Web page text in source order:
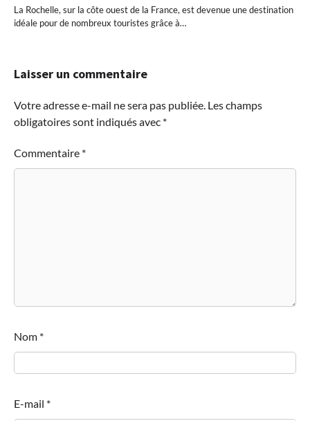
La Rochelle, sur la côte ouest de la France, est devenue une destination
idéale pour de nombreux touristes grâce à…
Laisser un commentaire
Votre adresse e-mail ne sera pas publiée. Les champs
obligatoires sont indiqués avec *
Commentaire *
Nom *
E-mail *